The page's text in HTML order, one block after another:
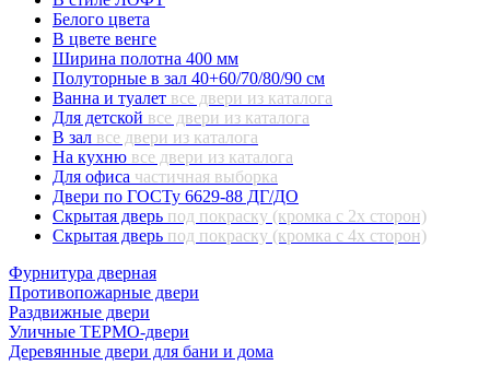
Белого цвета
В цвете венге
Ширина полотна 400 мм
Полуторные в зал 40+60/70/80/90 см
Ванна и туалет все двери из каталога
Для детской все двери из каталога
В зал все двери из каталога
На кухню все двери из каталога
Для офиса частичная выборка
Двери по ГОСТу 6629-88 ДГ/ДО
Скрытая дверь под покраску (кромка с 2х сторон)
Скрытая дверь под покраску (кромка с 4х сторон)
Фурнитура дверная
Противопожарные двери
Раздвижные двери
Уличные ТЕРМО-двери
Деревянные двери для бани и дома